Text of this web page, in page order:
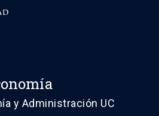
y Administración UC